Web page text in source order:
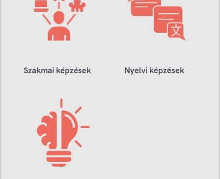
Szakmai képzések Nyelvi képzések